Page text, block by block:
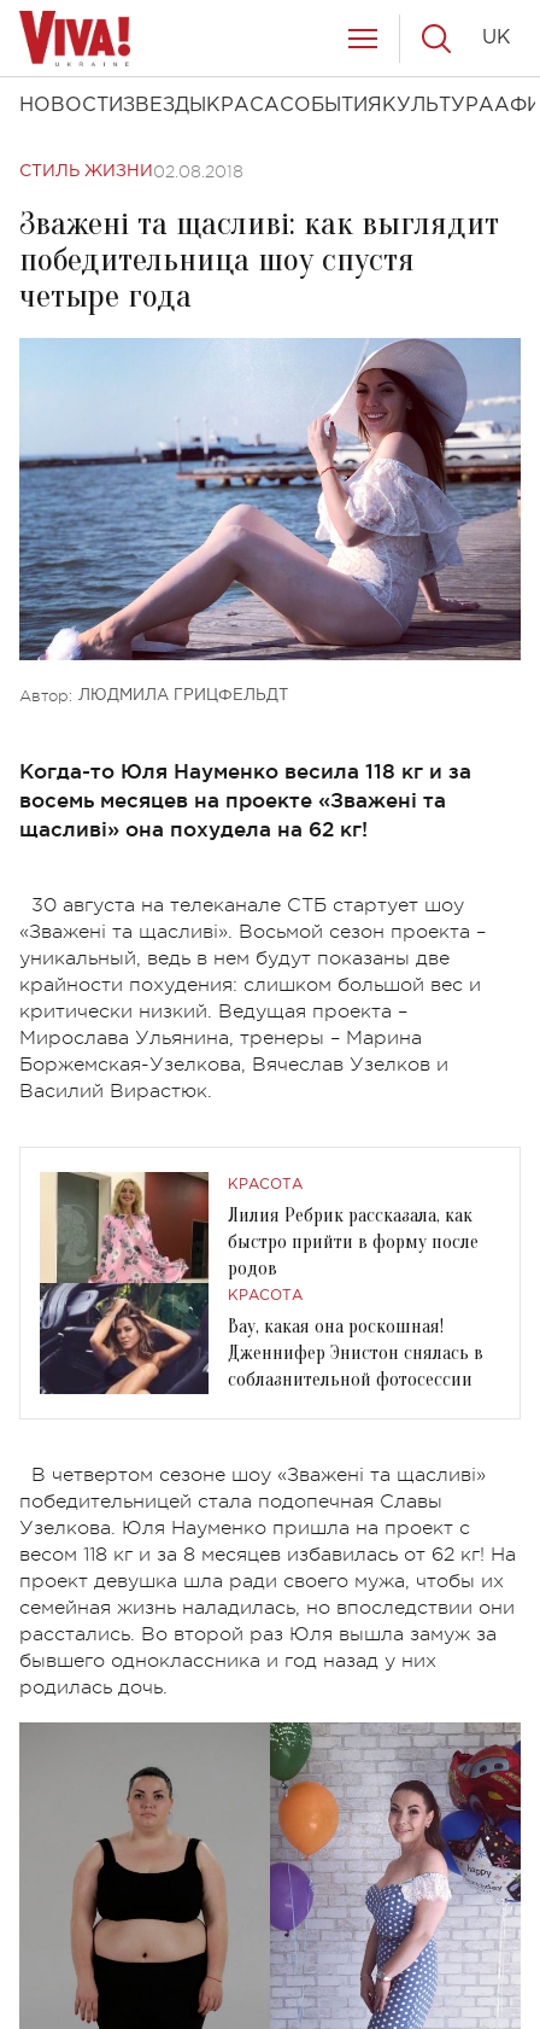
НОВОСТИ ЗВЕЗДЫ КРАСАСОБЫТИЯ КУЛЬТУРА
UK
СТИЛЬ ЖИЗНИ 02.08.2018
Зважені та щасливі: как выглядит
победительница шоу спустя
четыре года
Автор: ЛЮДМИЛА ГРИЦФЕЛЬДТ
Когда-то Юля Науменко весила 118 кг и за
восемь месяцев на проекте «Зважені та
щасливі» она похудела на 62 кг!
30 августа на телеканале СТБ стартует шоу
«Зважені та щасливі». Восьмой сезон проекта –
уникальный, ведь в нем будут показаны две
крайности похудения: слишком большой вес и
критически низкий. Ведущая проекта –
Мирослава Ульянина, тренеры – Марина
Боржемская-Узелкова, Вячеслав Узелков и
Василий Вирастюк.
КРАСОТА
Лилия Ребрик рассказала, как
быстро прийти в форму после
родов
КРАСОТА
Вау, какая она роскошная!
Дженнифер Энистон снялась в
соблазнительной фотосессии
В четвертом сезоне шоу «Зважені та щасливі»
победительницей стала подопечная Славы
Узелкова. Юля Науменко пришла на проект с
весом 118 кг и за 8 месяцев избавилась от 62 кг! На
проект девушка шла ради своего мужа, чтобы их
семейная жизнь наладилась, но впоследствии они
расстались. Во второй раз Юля вышла замуж за
бывшего одноклассника и год назад у них
родилась дочь.